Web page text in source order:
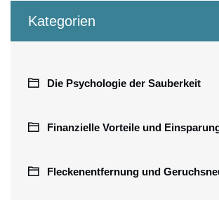
Kategorien
Die Psychologie der Sauberkeit
Finanzielle Vorteile und
Fleckenentfernung und